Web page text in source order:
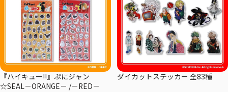
『ハイキュー!!』ぷにジャン
☆SEAL－ORANGE－ /－RED－
ダイカットステッカー 全83種